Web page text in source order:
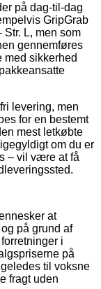
på dag-til-dag
GripGrab
L, men som
gennemføres
sikkerhed
levering, men
for en bestemt
mest letkøbte
om du er
– vil være at få
at
på grund af
i
på
til voksne
fragt uden